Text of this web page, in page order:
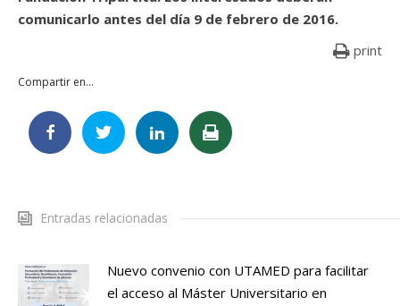
comunicarlo antes del día 9 de febrero de 2016.
print
Compartir en...
Entradas relacionadas
Nuevo convenio con UTAMED para facilitar
el acceso al Máster Universitario en